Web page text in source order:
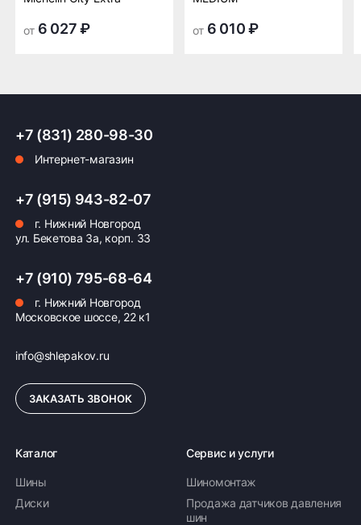
производительность, комфорт и безопасность
движения, делая поездку увлекательной и
безопасной независимо от погодных условий.
транспортной
компании в Нижнем
компании в Нижнем
Возможна картой, наличными при получении,
также доступно оформление кредита и
формирование счёта для Юр.Лица
ПОДРОБНЕЕ ОБ ОПЛАТЕ
от 6 027 ₽ от 6 010 ₽
+7 (831) 280-98-30
Интернет-магазин
+7 (915) 943-82-07
г. Нижний Новгород
ул. Бекетова 3а, корп. 33
+7 (910) 795-68-64
г. Нижний Новгород
Московское шоссе, 22 к1
info@shlepakov.ru
ЗАКАЗАТЬ ЗВОНОК
Каталог
Шины
Диски
Сервис и услуги
Шиномонтаж
Продажа датчиков давления
шин